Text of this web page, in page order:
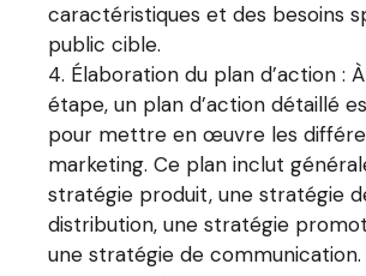
caractéristiques et des besoins
public cible.
Élaboration du plan d’action :
étape, un plan d’action détaillé
pour mettre en œuvre les
marketing. Ce plan inclut
stratégie produit, une stratégie
distribution, une stratégie
une stratégie de communication.